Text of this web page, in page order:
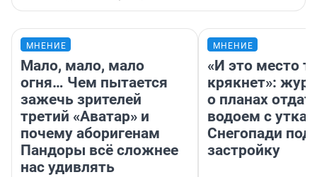
МНЕНИЕ
Мало, мало, мало
огня… Чем пытается
зажечь зрителей
третий «Аватар» и
почему аборигенам
Пандоры всё сложнее
нас удивлять
МНЕНИЕ
«И это место
крякнет»:
о планах
водоем с
Снегопади под
застройку